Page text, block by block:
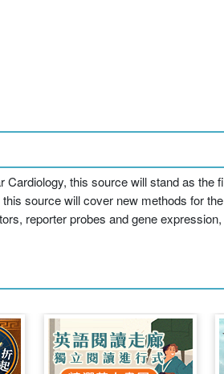
this source will stand as the
source will cover new methods for
reporter probes and gene